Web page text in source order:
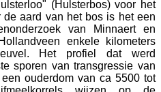
(Hulsterbos) voor het
aard van het bos is het een
van Minnaert en
enkele kilometers
Het profiel dat werd
sporen van transgressie van
ouderdom van ca 5500 tot